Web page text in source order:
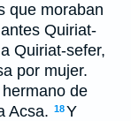
que moraban
Quiriat-
Quiriat-sefer,
por mujer.
de
Acsa. 18Y